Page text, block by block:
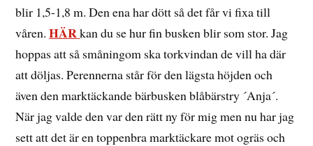
blir 1,5-1,8 m. Den ena har dött så det får vi fixa till
våren.HÄRkan du se hur fin busken blir som stor. Jag
hoppas att så småningom ska torkvindan de vill ha där
att döljas. Perennerna står för den lägsta höjden och
även den marktäckande bärbusken blåbärstry ´Anja´.
När jag valde den var den rätt ny för mig men nu har jag
sett att det är en toppenbra marktäckare mot ogräs och